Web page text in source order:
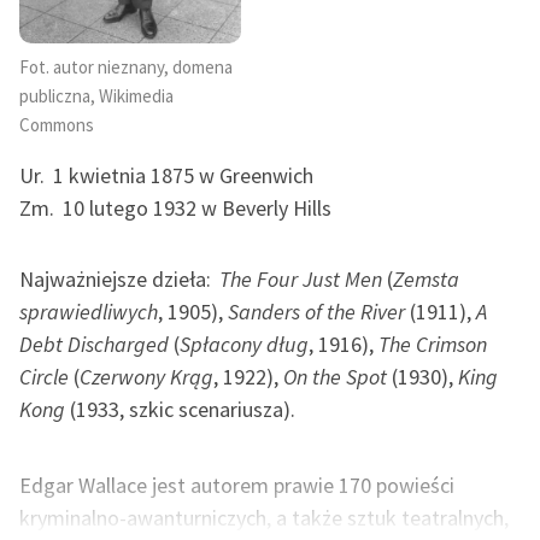
Ręce pełne poezji
Kolekcje edukacyjne
twórców przechodzących
lektur szkolnych oraz
Starego Testamentu
Szkoła Poezji Wolnych
Lektur
O nas
O projekcie
Zespół
Fot. autor nieznany, domena
publiczna, Wikimedia
Commons
Ur. 1 kwietnia 1875 w Greenwich
Zm. 10 lutego 1932 w Beverly Hills
Najważniejsze dzieła: The Four Just Men (Zemsta
sprawiedliwych, 1905),Sanders of the River(1911),A
Debt Discharged (Spłacony dług, 1916), The Crimson
Circle (Czerwony Krąg, 1922), On the Spot (1930),King
Kong (1933, szkic scenariusza).
Edgar Wallace jest autorem prawie 170 powieści
kryminalno-awanturniczych, a także sztuk teatralnych,